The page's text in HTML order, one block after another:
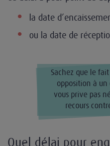
la date
ou la date de
Sachez que le
opposition à
vous prive pas
recours
Quel délai pour